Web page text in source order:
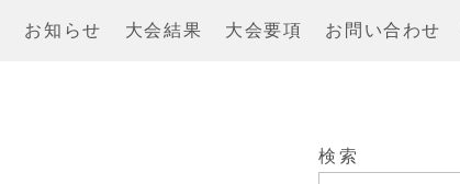
お知らせ 大会結果 大会要項 お問い合わせ
検索